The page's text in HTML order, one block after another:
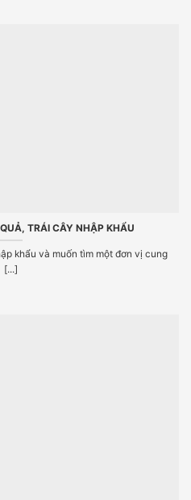
TRÁI CÂY NHẬP KHẨU
khẩu và muốn tìm một đơn vị cung
[...]